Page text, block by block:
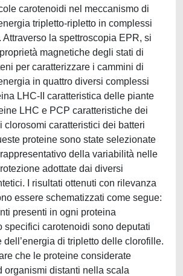
carotenoidi nel meccanismo di
tripletto-ripletto in complessi
la spettroscopia EPR, si
magnetiche degli stati di
per caratterizzare i cammini di
in quattro diversi complessi
LHC-II caratteristica delle piante
LHC e PCP caratteristiche dei
clorosomi caratteristici dei batteri
proteine sono state selezionate
della variabilità nelle
adottate dai diversi
I risultati ottenuti con rilevanza
essere schematizzati come segue:
presenti in ogni proteina
specifici carotenoidi sono deputati
di tripletto delle clorofille.
che le proteine considerate
organismi distanti nella scala